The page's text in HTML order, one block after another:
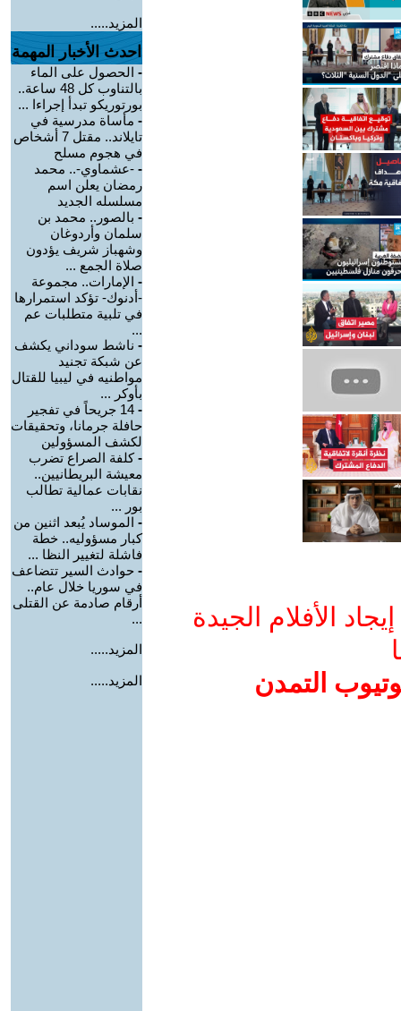
الأفلام الجيدة
التمدن
المزيد.....
احدث الأخبار المهمة
- الحصول على الماء
بالتناوب كل 48 ساعة..
بورتوريكو تبدأ إجراءا ...
- مأساة مدرسية في
تايلاند.. مقتل 7 أشخاص
في هجوم مسلح
- -عشماوي-.. محمد
رمضان يعلن اسم
مسلسله الجديد
- بالصور.. محمد بن
سلمان وأردوغان
وشهباز شريف يؤدون
صلاة الجمع ...
- الإمارات.. مجموعة
-أدنوك- تؤكد استمرارها
في تلبية متطلبات عم
...
- ناشط سوداني يكشف
عن شبكة تجنيد
مواطنيه في ليبيا للقتال
بأوكر ...
-
14 جريحاً في تفجير
حافلة جرمانا، وتحقيقات
لكشف المسؤولين
-كلفة الصراع تضرب
معيشة البريطانيين..
نقابات عمالية تطالب
بور ...
- الموساد يُبعد اثنين من
كبار مسؤوليه.. خطة
فاشلة لتغيير النظا ...
- حوادث السير تتضاعف
في سوريا خلال عام..
أرقام صادمة عن القتلى
...
المزيد.....
المزيد.....